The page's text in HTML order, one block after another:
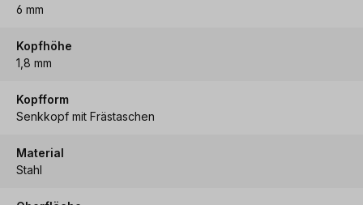
6 mm
Kopfhöhe
1,8 mm
Kopfform
Senkkopf mit Frästaschen
Material
Stahl